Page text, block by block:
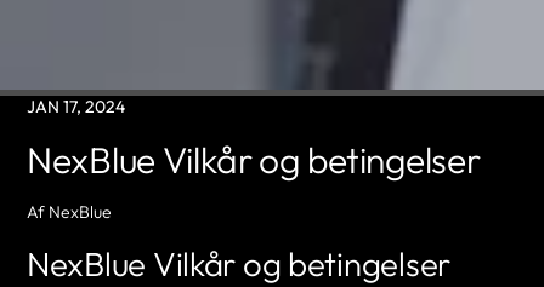
JAN 17, 2024
NexBlue Vilkår og betingelser
Af NexBlue
NexBlue Vilkår og betingelser